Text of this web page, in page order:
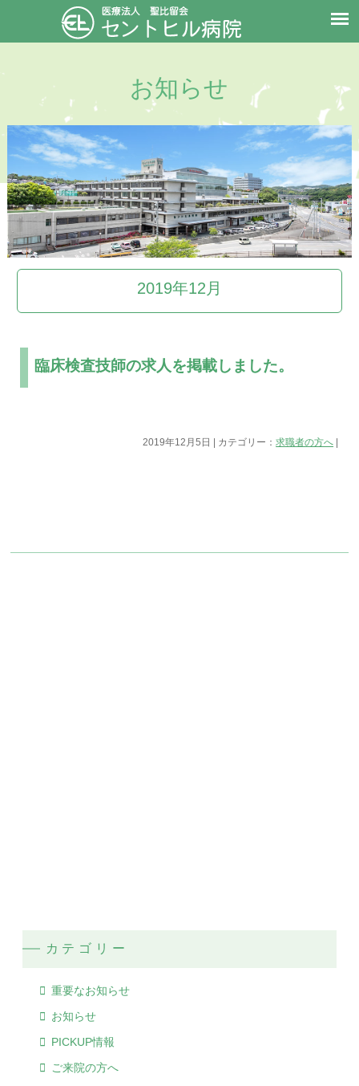
お知らせ
2019年12月
臨床検査技師の求人を掲載しました。
2019年12月5日 | カテゴリー：求職者の方へ
カテゴリー
重要なお知らせ
お知らせ
PICKUP情報
ご来院の方へ